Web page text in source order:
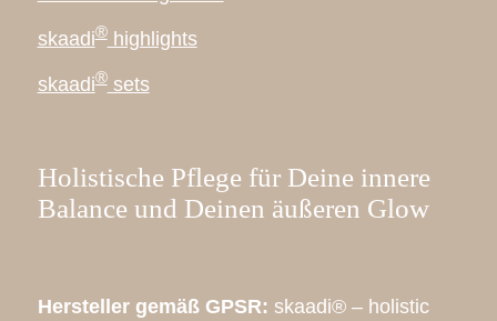
skaadi®highlights
skaadi®sets
Holistische Pflege für Deine innere
Balance und Deinen äußeren Glow
Hersteller gemäß GPSR: skaadi® – holistic